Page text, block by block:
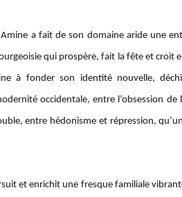
a fait de son domaine aride une
qui prospère, fait la fête et croit
à fonder son identité nouvelle,
occidentale, entre l’obsession de
entre hédonisme et répression,
et enrichit une fresque familiale